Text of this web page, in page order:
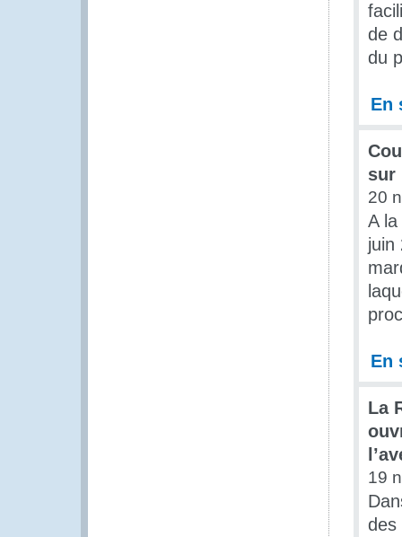
de
du
En
sur
20
A la
juin
En
La
19
des